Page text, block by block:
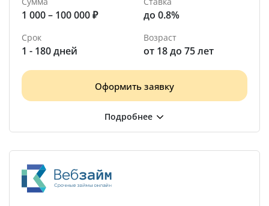
1 000 – 100 000 ₽ до 0.8%
Срок
1 - 180 дней
Возраст
от 18 до 75 лет
Оформить заявку